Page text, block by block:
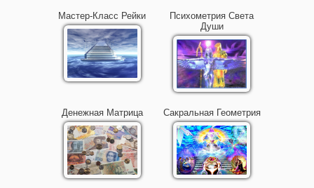
Мастер-Класс Рейки
Психометрия Света
Души
Денежная Матрица Сакральная Геометрия